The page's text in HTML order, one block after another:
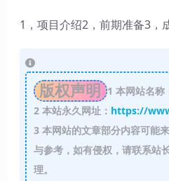
1，项目介绍2，前期准备3，
版权声明 1 本网站名称
2本站永久网址： https://
3本网站的文章部分内容可能
与参考，如有侵权，请联系站
理。